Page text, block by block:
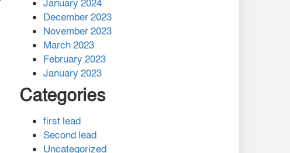
January 2024
December 2023
November 2023
March 2023
February 2023
January 2023
Categories
first lead
Second lead
Uncategorized